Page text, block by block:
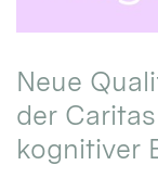
Neue
der
kognitiver